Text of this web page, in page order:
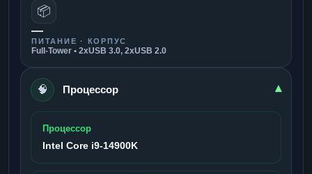
📦
—
ПИТАНИЕ · КОРПУС
Full-Tower • 2xUSB 3.0, 2xUSB 2.0
🧠 Процессор ▾
Процессор
Intel Core i9-14900K